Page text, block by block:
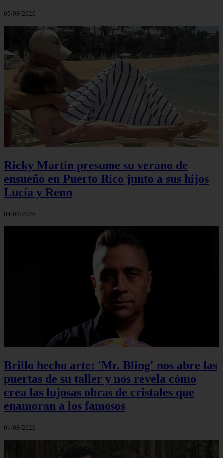
05/08/2026
Ricky Martin presume su verano de
ensueño en Puerto Rico junto a sus hijos
Lucía y Renn
04/08/2026
Brillo hecho arte: 'Mr. Bling' nos abre las
puertas de su taller y nos revela cómo
crea las lujosas obras de cristales que
enamoran a los famosos
01/08/2026